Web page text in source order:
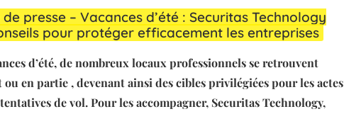
presse – Vacances d’été : Securitas Technology
pour protéger efficacement les entreprises
d’été, de nombreux locaux professionnels se retrouvent
en partie , devenant ainsi des cibles privilégiées pour les actes
de vol. Pour les accompagner, Securitas Technology,